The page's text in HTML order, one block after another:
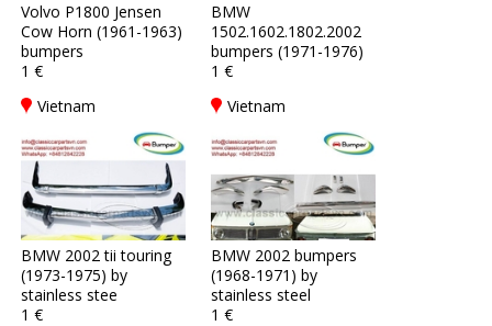
Volvo P1800 Jensen
Cow Horn (1961-1963)
bumpers
1 €
Vietnam
BMW
1502.1602.1802.2002
bumpers (1971-1976)
1 €
Vietnam
BMW 2002 tii touring
(1973-1975) by
stainless stee
1 €
BMW 2002 bumpers
(1968-1971) by
stainless steel
1 €